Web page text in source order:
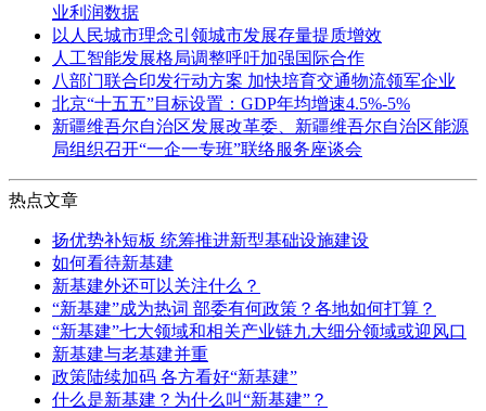
业利润数据
以人民城市理念引领城市发展存量提质增效
人工智能发展格局调整呼吁加强国际合作
八部门联合印发行动方案 加快培育交通物流领军企业
北京“十五五”目标设置：GDP年均增速4.5%-5%
新疆维吾尔自治区发展改革委、新疆维吾尔自治区能源
局组织召开“一企一专班”联络服务座谈会
热点文章
扬优势补短板 统筹推进新型基础设施建设
如何看待新基建
新基建外还可以关注什么？
“新基建”成为热词 部委有何政策？各地如何打算？
“新基建”七大领域和相关产业链九大细分领域或迎风口
新基建与老基建并重
政策陆续加码 各方看好“新基建”
什么是新基建？为什么叫“新基建”？